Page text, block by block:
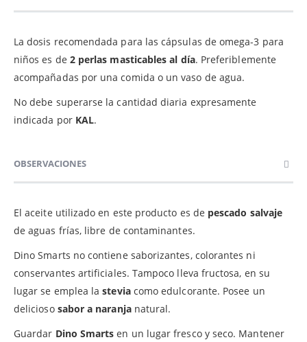
La dosis recomendada para las cápsulas de omega-3 para
niños es de 2 perlas masticables al día. Preferiblemente
acompañadas por una comida o un vaso de agua.
No debe superarse la cantidad diaria expresamente
indicada por KAL.
OBSERVACIONES
El aceite utilizado en este producto es de pescado salvaje
de aguas frías, libre de contaminantes.
Dino Smarts no contiene saborizantes, colorantes ni
conservantes artificiales. Tampoco lleva fructosa, en su
lugar se emplea lasteviacomo edulcorante. Posee un
delicioso sabor a naranjanatural.
Guardar Dino Smarts en un lugar fresco y seco. Mantener